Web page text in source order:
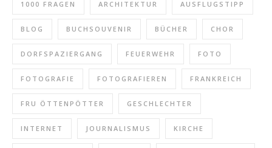
1000 FRAGEN ARCHITEKTUR AUSFLUGSTIPP
BLOG BUCHSOUVENIR BÜCHER CHOR
DORFSPAZIERGANG FEUERWEHR FOTO
FOTOGRAFIE FOTOGRAFIEREN FRANKREICH
FRU ÖTTENPÖTTER GESCHLECHTER
INTERNET JOURNALISMUS KIRCHE